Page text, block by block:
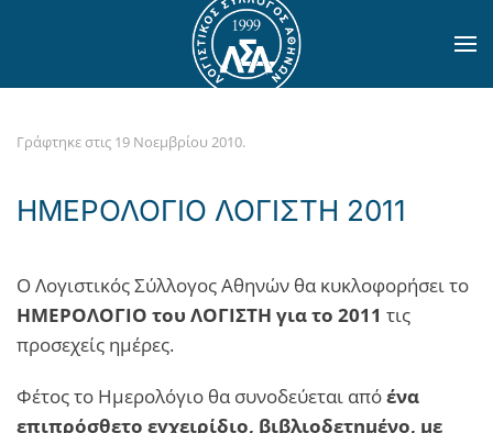
Skip to main content
Γράφτηκε στις 19 Νοεμβρίου 2010.
ΗΜΕΡΟΛΟΓΙΟ ΛΟΓΙΣΤΗ 2011
Ο Λογιστικός Σύλλογος Αθηνών θα κυκλοφορήσει το
ΗΜΕΡΟΛΟΓΙΟ του ΛΟΓΙΣΤΗ για το 2011 τις
προσεχείς ημέρες.
Φέτος το Ημερολόγιο θα συνοδεύεται απόένα
επιπρόσθετο εγχειρίδιο, βιβλιοδετημένο, με